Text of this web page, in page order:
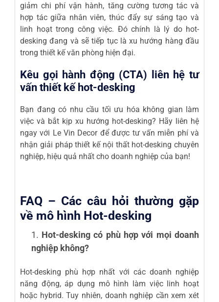
giảm chi phí vận hành, tăng cường tương tác và
hợp tác giữa nhân viên, thúc đẩy sự sáng tạo và
linh hoạt trong công việc. Đó chính là lý do hot-
desking đang và sẽ tiếp tục là xu hướng hàng đầu
trong thiết kế văn phòng hiện đại.
Kêu gọi hành động (CTA) liên hệ tư
vấn thiết kế hot-desking
Bạn đang có nhu cầu tối ưu hóa không gian làm
việc và bắt kịp xu hướng hot-desking? Hãy liên hệ
ngay với Le Vin Decor để được tư vấn miễn phí và
nhận giải pháp thiết kế nội thất hot-desking chuyên
nghiệp, hiệu quả nhất cho doanh nghiệp của bạn!
FAQ – Các câu hỏi thường gặp
về mô hình Hot-desking
Hot-desking có phù hợp với mọi doanh
nghiệp không?
Hot-desking phù hợp nhất với các doanh nghiệp
năng động, áp dụng mô hình làm việc linh hoạt
hoặc hybrid. Tuy nhiên, doanh nghiệp cần xem xét